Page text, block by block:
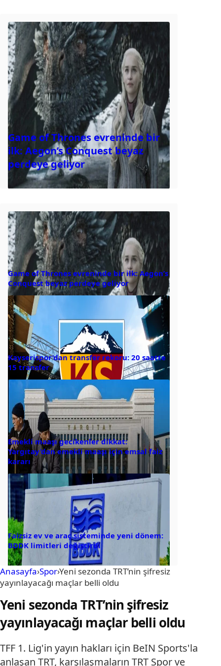
Game of Thrones evreninde bir
ilk: Aegon’s Conquest beyaz
perdeye geliyor
Game of Thrones evreninde bir ilk: Aegon’s
Conquest beyaz perdeye geliyor
Kayserispor’dan transfer rekoru: 20 saatte
15 transfer
Emekli maaşı gecikenler dikkat:
Yargıtay’dan emekli maaşı için emsal faiz
kararı
Faizsiz ev ve araç sisteminde yeni dönem:
BDDK limitleri değiştirdi
Anasayfa›Spor›Yeni sezonda TRT’nin şifresiz
yayınlayacağı maçlar belli oldu
Yeni sezonda TRT’nin şifresiz
yayınlayacağı maçlar belli oldu
TFF 1. Lig'in yayın hakları için BeIN Sports'la
anlaşan TRT, karşılaşmaların TRT Spor ve